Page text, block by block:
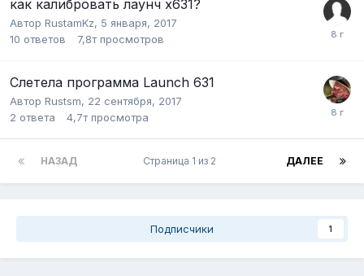
как калибровать лаунч х631?
Автор RustamKz, 5 января, 2017
10 ответов 7,8т просмотров
Слетела программа Launch 631
Автор Rustsm, 22 сентября, 2017
2 ответа 4,7т просмотра
НАЗАД ДАЛЕЕ
Страница 1 из 2
Подписчики 1